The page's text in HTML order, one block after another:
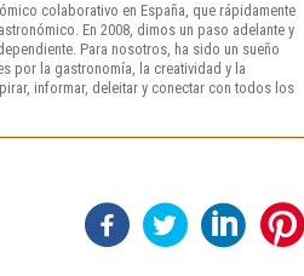
colaborativo en España, que rápidamente
En 2008, dimos un paso adelante y
Para nosotros, ha sido un sueño
por la gastronomía, la creatividad y la
informar, deleitar y conectar con todos los